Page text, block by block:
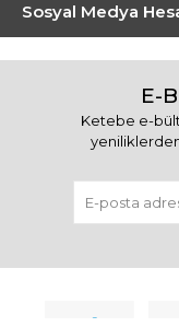
Sosyal Medya
E-
Ketebe e-